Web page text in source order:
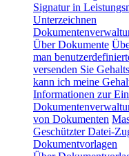
Signatur in
Unterzeichnen
Über Dokumente
man
versenden Sie
kann ich meine
Informationen zur
von Dokumenten
Geschützter Datei-
Dokumentvorlagen